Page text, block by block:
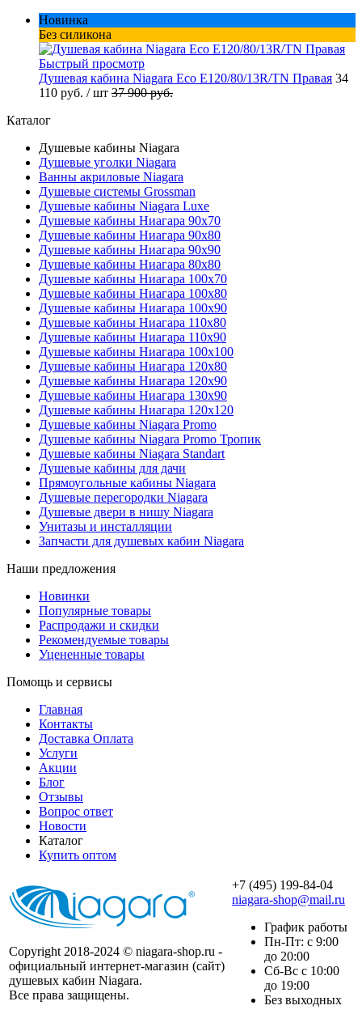
Новинка
Без силикона
Быстрый просмотр
Душевая кабина Niagara Eco E120/80/13R/ТN Правая 34
110 руб. / шт 37 900 руб.
Каталог
Душевые кабины Niagara
Душевые уголки Niagara
Ванны акриловые Niagara
Душевые системы Grossman
Душевые кабины Niagara Luxe
Душевые кабины Ниагара 90x70
Душевые кабины Ниагара 90x80
Душевые кабины Ниагара 90x90
Душевые кабины Ниагара 80x80
Душевые кабины Ниагара 100x70
Душевые кабины Ниагара 100x80
Душевые кабины Ниагара 100x90
Душевые кабины Ниагара 110x80
Душевые кабины Ниагара 110x90
Душевые кабины Ниагара 100x100
Душевые кабины Ниагара 120x80
Душевые кабины Ниагара 120x90
Душевые кабины Ниагара 130x90
Душевые кабины Ниагара 120x120
Душевые кабины Niagara Promo
Душевые кабины Niagara Promo Тропик
Душевые кабины Niagara Standart
Душевые кабины для дачи
Прямоугольные кабины Niagara
Душевые перегородки Niagara
Душевые двери в нишу Niagara
Унитазы и инсталляции
Запчасти для душевых кабин Niagara
Наши предложения
Новинки
Популярные товары
Распродажи и скидки
Рекомендуемые товары
Уцененные товары
Помощь и сервисы
Главная
Контакты
Доставка Оплата
Услуги
Акции
Блог
Отзывы
Вопрос ответ
Новости
Каталог
Купить оптом
Copyright 2018-2024 © niagara-shop.ru -
официальный интернет-магазин (сайт)
душевых кабин Niagara.
Все права защищены.
+7 (495) 199-84-04
niagara-shop@mail.ru
График работы
Пн-Пт: с 9:00
до 20:00
Сб-Вс с 10:00
до 19:00
Без выходных